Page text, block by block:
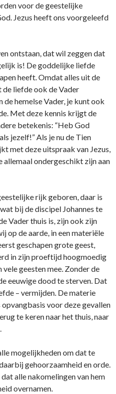
voor de geestelijke
Jezus heeft o­ns voorgeleefd
o­ntstaan, dat wil zeggen dat
is! De goddelijke liefde
heeft. Omdat alles uit de
liefde ook de Vader
hemelse Vader, je kunt ook
Met deze kennis krijgt de
betekenis: “Heb God
jezelf!” Als je nu de Tien
met deze uitspraak van Jezus,
o­ndergeschikt zijn aan
rijk geboren, daar is
bij de discipel Johannes te
Vader thuis is, zijn ook zijn
op de aarde, in een materiële
geschapen grote geest,
in zijn proeftijd hoogmoedig
geesten mee. Zonder de
eeuwige dood te sterven. Dat
– vermijden. De materie
voor deze gevallen
te keren naar het thuis, naar
mogelijkheden om dat te
gehoorzaamheid en orde.
alle nakomelingen van hem
overnamen.